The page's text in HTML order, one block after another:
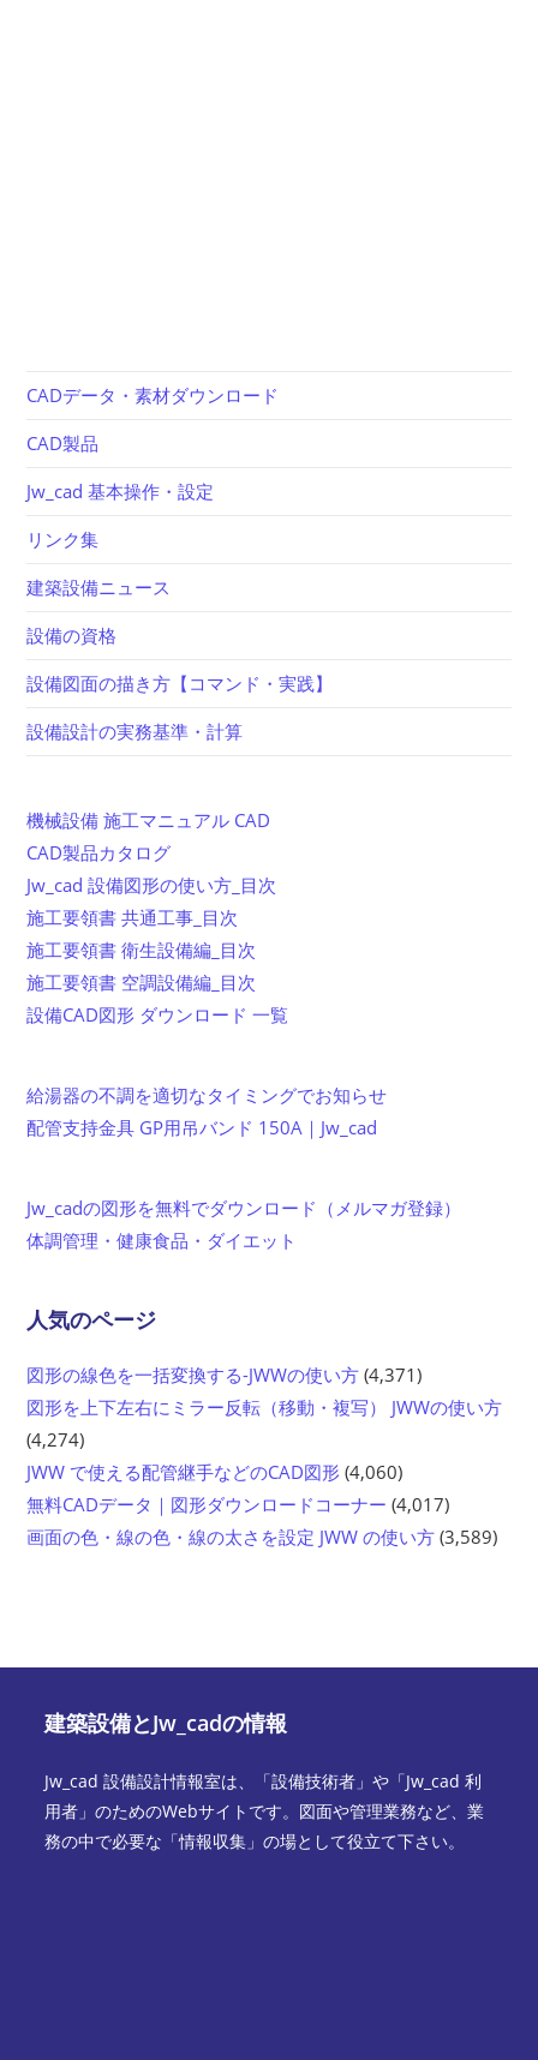
CADデータ・素材ダウンロード
CAD製品
Jw_cad 基本操作・設定
リンク集
建築設備ニュース
設備の資格
設備図面の描き方【コマンド・実践】
設備設計の実務基準・計算
機械設備 施工マニュアル CAD
CAD製品カタログ
Jw_cad 設備図形の使い方_目次
施工要領書 共通工事_目次
施工要領書 衛生設備編_目次
施工要領書 空調設備編_目次
設備CAD図形 ダウンロード 一覧
給湯器の不調を適切なタイミングでお知らせ
配管支持金具 GP用吊バンド 150A｜Jw_cad
Jw_cadの図形を無料でダウンロード（メルマガ登録）
体調管理・健康食品・ダイエット
人気のページ
図形の線色を一括変換する-JWWの使い方 (4,371)
図形を上下左右にミラー反転（移動・複写） JWWの使い方
(4,274)
JWW で使える配管継手などのCAD図形 (4,060)
無料CADデータ｜図形ダウンロードコーナー (4,017)
画面の色・線の色・線の太さを設定 JWW の使い方 (3,589)
建築設備とJw_cadの情報
Jw_cad 設備設計情報室は、「設備技術者」や「Jw_cad 利
用者」のためのWebサイトです。図面や管理業務など、業
務の中で必要な「情報収集」の場として役立て下さい。